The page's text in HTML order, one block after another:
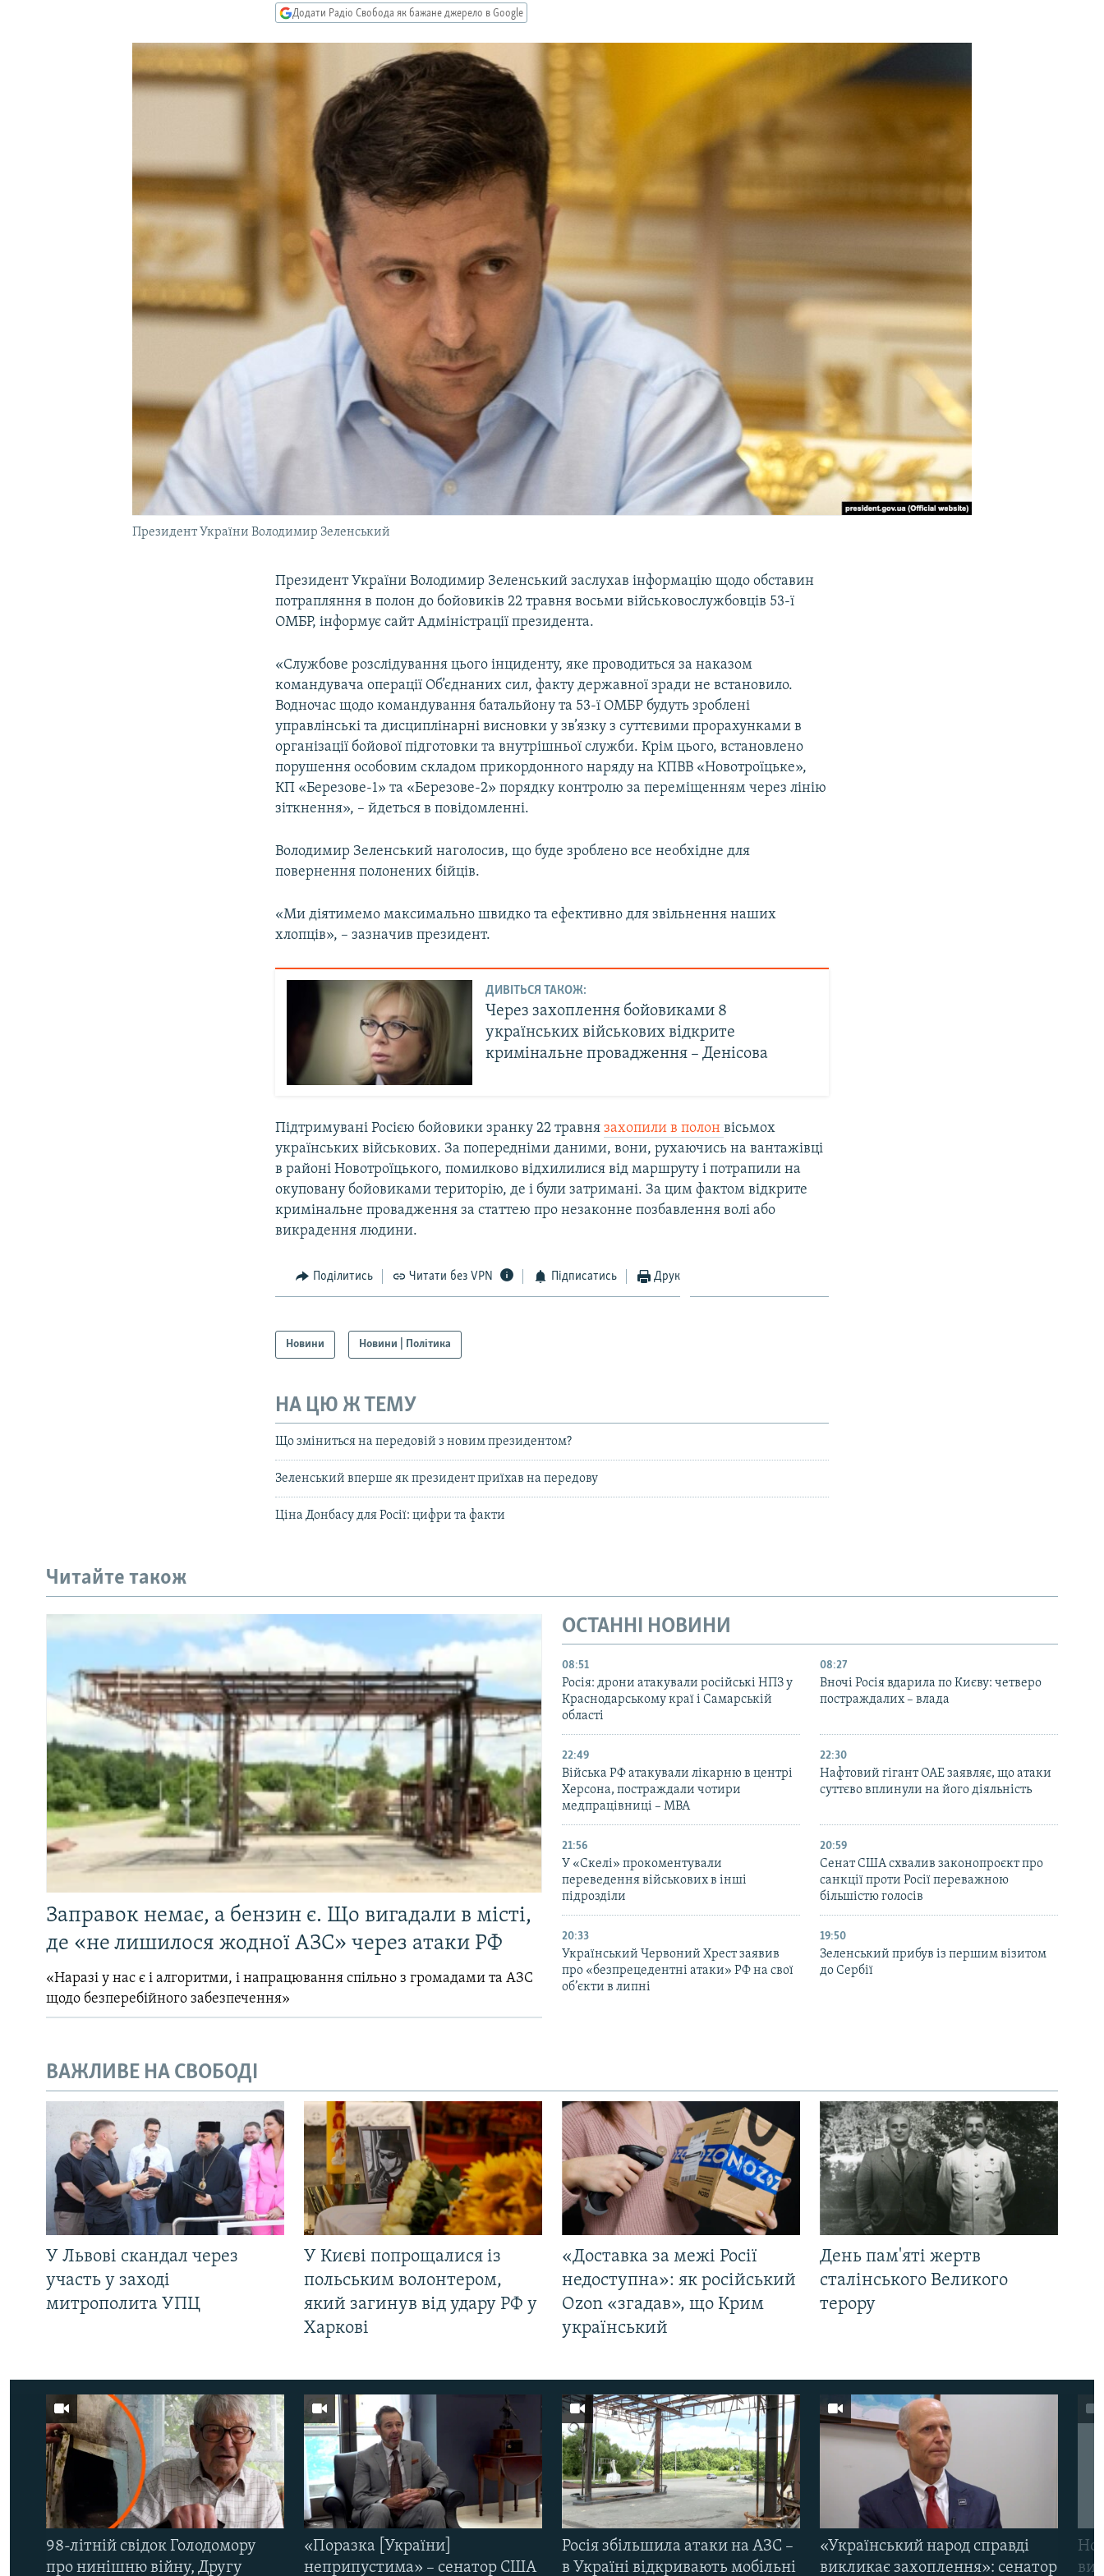
Додати Радіо Свобода як бажане джерело в Google
Президент України Володимир Зеленський
Президент України Володимир Зеленський заслухав інформацію щодо обставин
потрапляння в полон до бойовиків 22 травня восьми військовослужбовців 53-ї
ОМБР, інформує сайт Адміністрації президента.
«Службове розслідування цього інциденту, яке проводиться за наказом
командувача операції Об’єднаних сил, факту державної зради не встановило.
Водночас щодо командування батальйону та 53-ї ОМБР будуть зроблені
управлінські та дисциплінарні висновки у зв’язку з суттєвими прорахунками в
організації бойової підготовки та внутрішньої служби. Крім цього, встановлено
порушення особовим складом прикордонного наряду на КПВВ «Новотроїцьке»,
КП «Березове-1» та «Березове-2» порядку контролю за переміщенням через лінію
зіткнення», – йдеться в повідомленні.
Володимир Зеленський наголосив, що буде зроблено все необхідне для
повернення полонених бійців.
«Ми діятимемо максимально швидко та ефективно для звільнення наших
хлопців», – зазначив президент.
ДИВІТЬСЯ ТАКОЖ:
Через захоплення бойовиками 8
українських військових відкрите
кримінальне провадження – Денісова
Підтримувані Росією бойовики зранку 22 травнязахопили в полонвісьмох
українських військових. За попередніми даними, вони, рухаючись на вантажівці
в районі Новотроїцького, помилково відхилилися від маршруту і потрапили на
окуповану бойовиками територію, де і були затримані. За цим фактом відкрите
кримінальне провадження за статтею про незаконне позбавлення волі або
викрадення людини.
Поділитись Читати без VPN Підписатись Друк
Новини Новини | Політика
НА ЦЮ Ж ТЕМУ
Що зміниться на передовій з новим президентом?
Зеленський вперше як президент приїхав на передову
Ціна Донбасу для Росії: цифри та факти
Читайте також
Заправок немає, а бензин є. Що вигадали в місті,
де «не лишилося жодної АЗС» через атаки РФ
«Наразі у нас є і алгоритми, і напрацювання спільно з громадами та АЗС
щодо безперебійного забезпечення»
ОСТАННІ НОВИНИ
08:51
Росія: дрони атакували російські НПЗ у
Краснодарському краї і Самарській
області
08:27
Вночі Росія вдарила по Києву: четверо
постраждалих – влада
22:49
Війська РФ атакували лікарню в центрі
Херсона, постраждали чотири
медпрацівниці – МВА
22:30
Нафтовий гігант ОАЕ заявляє, що атаки
суттєво вплинули на його діяльність
21:56
У «Скелі» прокоментували
переведення військових в інші
підрозділи
20:59
Cенат США схвалив законопроєкт про
санкції проти Росії переважною
більшістю голосів
20:33
Український Червоний Хрест заявив
про «безпрецедентні атаки» РФ на свої
об’єкти в липні
19:50
Зеленський прибув із першим візитом
до Сербії
ВАЖЛИВЕ НА СВОБОДІ
У Львові скандал через
участь у заході
митрополита УПЦ
У Києві попрощалися із
польським волонтером,
який загинув від удару РФ у
Харкові
«Доставка за межі Росії
недоступна»: як російський
Ozon «згадав», що Крим
український
День пам'яті жертв
сталінського Великого
терору
98-літній свідок Голодомору
про нинішню війну, Другу
«Поразка [України]
неприпустима» – сенатор США
Росія збільшила атаки на АЗС –
в Україні відкривають мобільні
«Український народ справді
викликає захоплення»: сенатор